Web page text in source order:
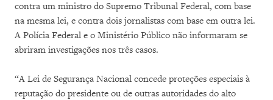
contra um ministro do Supremo Tribunal Federal, com base
na mesma lei, e contra dois jornalistas com base em outra lei.
A Polícia Federal e o Ministério Público não informaram se
abriram investigações nos três casos.
“A Lei de Segurança Nacional concede proteções especiais à
reputação do presidente ou de outras autoridades do alto